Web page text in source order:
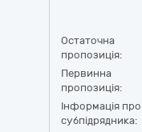
Остаточна
пропозиція:
Первинна
пропозиція:
Інформація про
субпідрядника: